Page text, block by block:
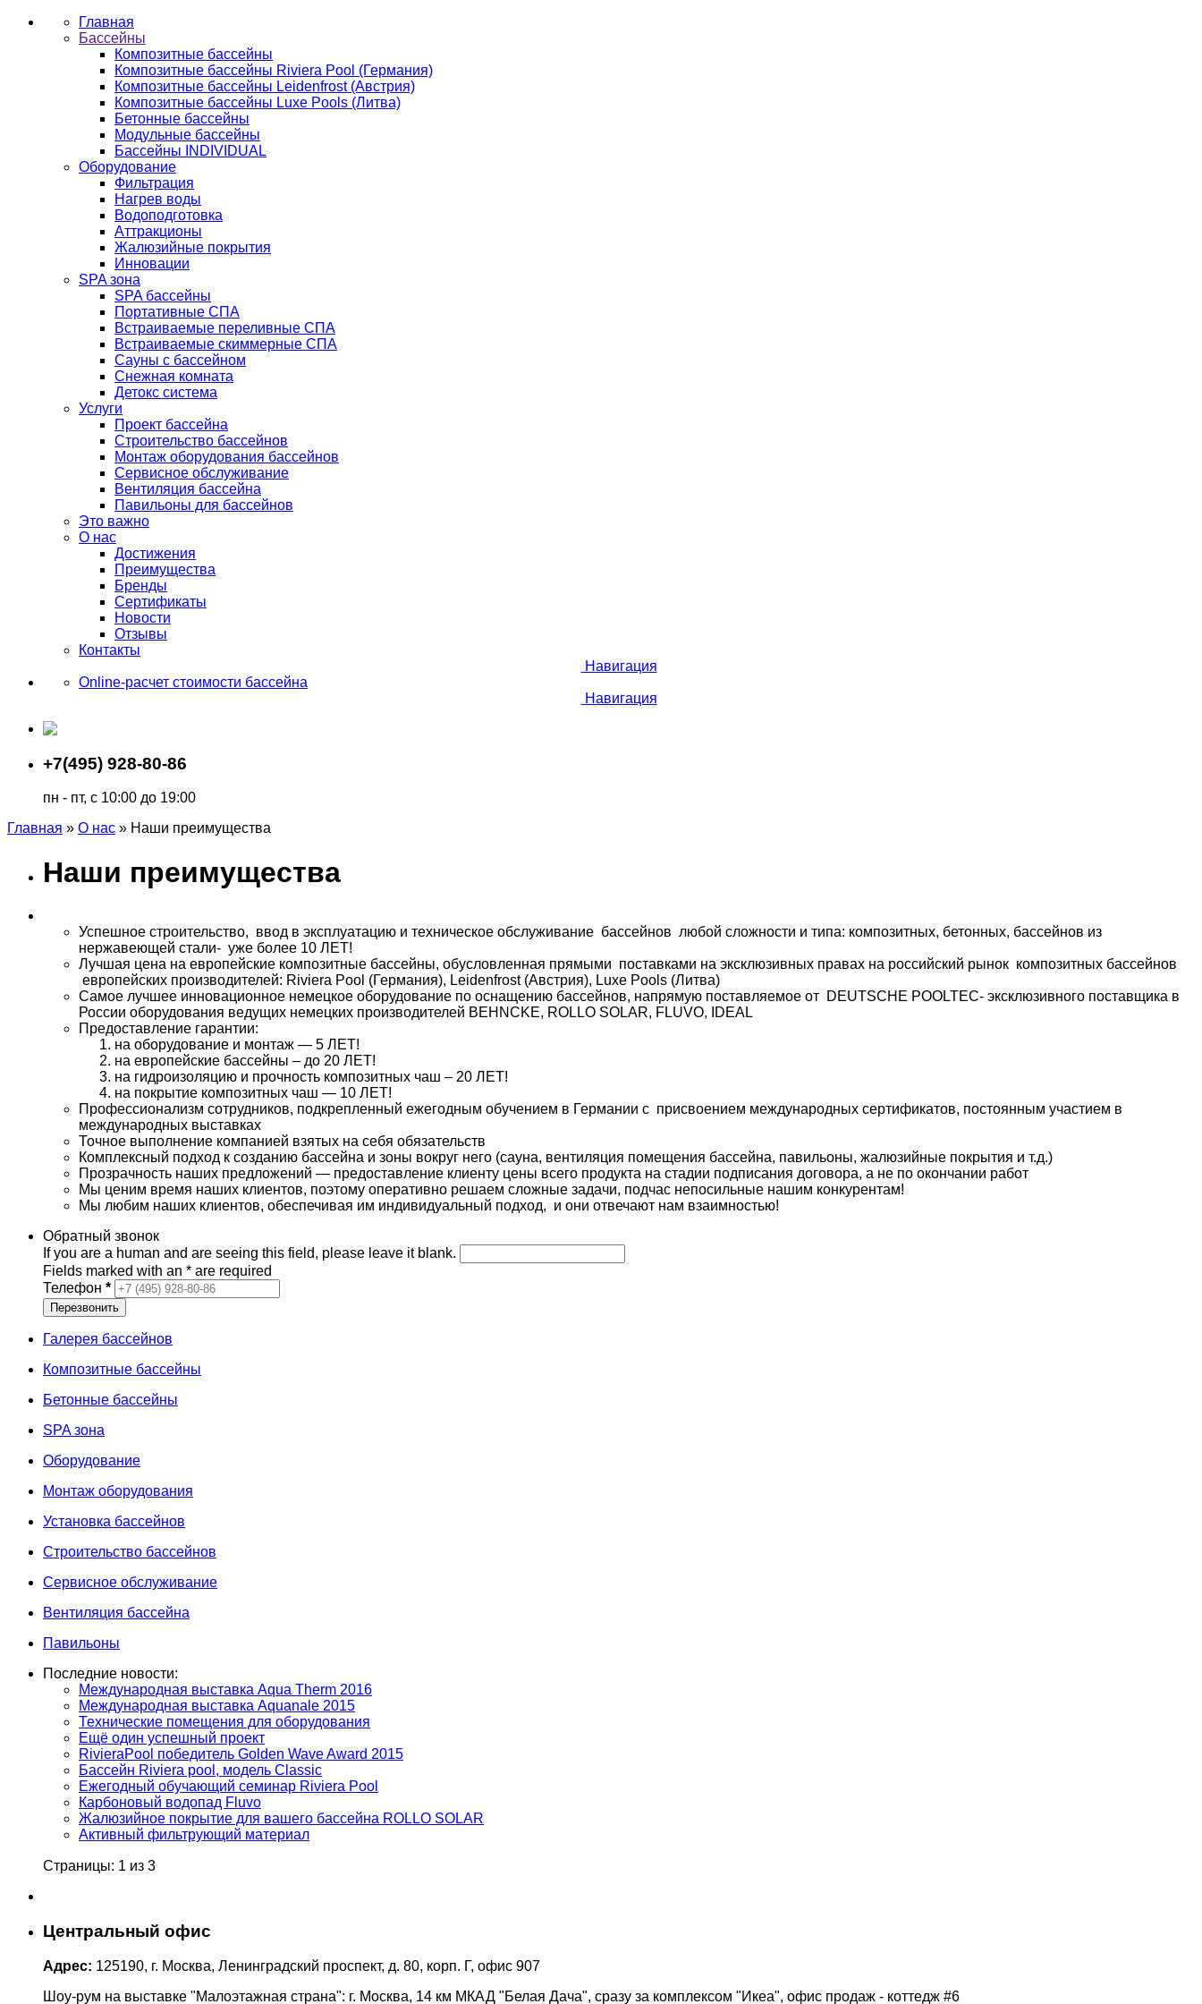
Главная
Бассейны
Композитные бассейны
Композитные бассейны Riviera Pool (Германия)
Композитные бассейны Leidenfrost (Австрия)
Композитные бассейны Luxe Pools (Литва)
Бетонные бассейны
Модульные бассейны
Бассейны INDIVIDUAL
Оборудование
Фильтрация
Нагрев воды
Водоподготовка
Аттракционы
Жалюзийные покрытия
Инновации
SPA зона
SPA бассейны
Портативные СПА
Встраиваемые переливные СПА
Встраиваемые скиммерные СПА
Сауны с бассейном
Снежная комната
Детокс система
Услуги
Проект бассейна
Строительство бассейнов
Монтаж оборудования бассейнов
Сервисное обслуживание
Вентиляция бассейна
Павильоны для бассейнов
Это важно
О нас
Достижения
Преимущества
Бренды
Сертификаты
Новости
Отзывы
Контакты
Навигация
Online-расчет стоимости бассейна
Навигация
+7(495) 928-80-86
пн - пт, с 10:00 до 19:00
Главная » О нас » Наши преимущества
Наши преимущества
Успешное строительство, ввод в эксплуатацию и техническое обслуживание бассейнов любой сложности и типа: композитных, бетонных, бассейнов из
нержавеющей стали- уже более 10 ЛЕТ!
Лучшая цена на европейские композитные бассейны, обусловленная прямыми поставками на эксклюзивных правах на российский рынок композитных бассейнов
европейских производителей: Riviera Pool (Германия), Leidenfrost (Австрия), Luxe Pools (Литва)
Самое лучшее инновационное немецкое оборудование по оснащению бассейнов, напрямую поставляемое от DEUTSCHE POOLTEC- эксклюзивного поставщика в
России оборудования ведущих немецких производителей BEHNCKE, ROLLO SOLAR, FLUVO, IDEAL
Предоставление гарантии:
на оборудование и монтаж — 5 ЛЕТ!
на европейские бассейны – до 20 ЛЕТ!
на гидроизоляцию и прочность композитных чаш – 20 ЛЕТ!
на покрытие композитных чаш — 10 ЛЕТ!
Профессионализм сотрудников, подкрепленный ежегодным обучением в Германии с присвоением международных сертификатов, постоянным участием в
международных выставках
Точное выполнение компанией взятых на себя обязательств
Комплексный подход к созданию бассейна и зоны вокруг него (сауна, вентиляция помещения бассейна, павильоны, жалюзийные покрытия и т.д.)
Прозрачность наших предложений — предоставление клиенту цены всего продукта на стадии подписания договора, а не по окончании работ
Мы ценим время наших клиентов, поэтому оперативно решаем сложные задачи, подчас непосильные нашим конкурентам!
Мы любим наших клиентов, обеспечивая им индивидуальный подход, и они отвечают нам взаимностью!
Обратный звонок
If you are a human and are seeing this field, please leave it blank.
Fields marked with an * are required
Телефон *
Галерея бассейнов
Композитные бассейны
Бетонные бассейны
SPA зона
Оборудование
Монтаж оборудования
Установка бассейнов
Строительство бассейнов
Сервисное обслуживание
Вентиляция бассейна
Павильоны
Последние новости:
Международная выставка Aqua Therm 2016
Международная выставка Aquanale 2015
Технические помещения для оборудования
Ещё один успешный проект
RivieraPool победитель Golden Wave Award 2015
Бассейн Riviera pool, модель Classic
Ежегодный обучающий семинар Riviera Pool
Карбоновый водопад Fluvo
Жалюзийное покрытие для вашего бассейна ROLLO SOLAR
Активный фильтрующий материал
Страницы: 1 из 3
Центральный офис
Адрес: 125190, г. Москва, Ленинградский проспект, д. 80, корп. Г, офис 907
Шоу-рум на выставке "Малоэтажная страна": г. Москва, 14 км МКАД "Белая Дача", сразу за комплексом "Икеа", офис продаж - коттедж #6